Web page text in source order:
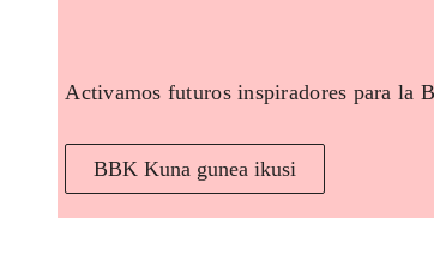
Activamos futuros inspiradores para la
BBK Kuna gunea ikusi